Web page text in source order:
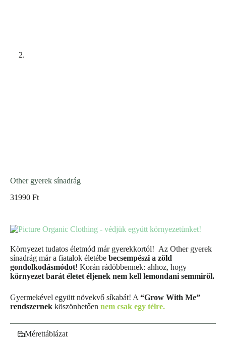
Other gyerek sínadrág
31990 Ft
Környezet tudatos életmód már gyerekkortól! Az Other gyerek
sínadrág már a fiatalok életébe becsempészi a zöld
gondolkodásmódot! Korán rádöbbennek: ahhoz, hogy
környezet barát életet éljenek nem kell lemondani semmiről.
Gyermekével együtt növekvő síkabát! A “Grow With Me”
rendszernek köszönhetően nem csak egy télre.
Mérettáblázat